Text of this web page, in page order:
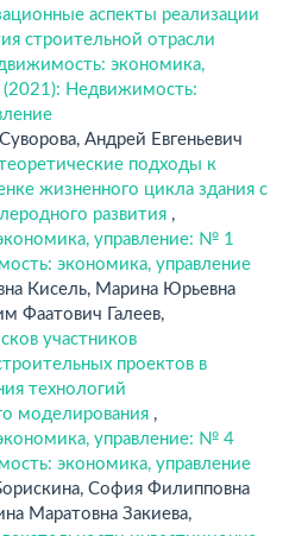
аспекты реализации
строительной отрасли
экономика,
Недвижимость:
Андрей Евгеньевич
подходы к
жизненного цикла здания с
развития ,
управление: № 1
экономика, управление
Кисель, Марина Юрьевна
Фаатович Галеев,
участников
проектов в
технологий
моделирования ,
управление: № 4
экономика, управление
София Филипповна
Маратовна Закиева,